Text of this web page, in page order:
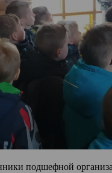
подшефной